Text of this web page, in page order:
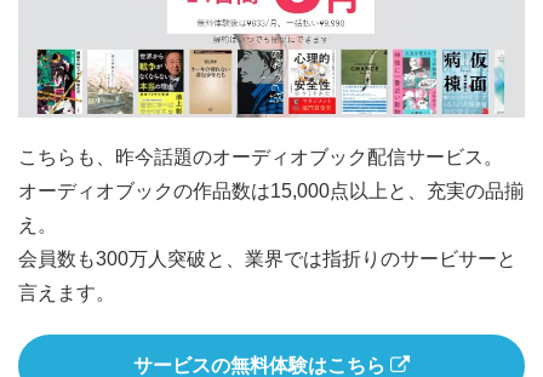
こちらも、昨今話題のオーディオブック配信サービス。
オーディオブックの作品数は15,000点以上と、充実の品揃
え。
会員数も300万人突破と、業界では指折りのサービサーと
言えます。
サービスの無料体験はこちら